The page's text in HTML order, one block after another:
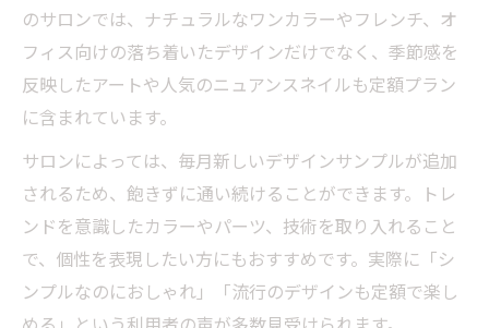
のサロンでは、ナチュラルなワンカラーやフレンチ、オ
フィス向けの落ち着いたデザインだけでなく、季節感を
反映したアートや人気のニュアンスネイルも定額プラン
に含まれています。
サロンによっては、毎月新しいデザインサンプルが追加
されるため、飽きずに通い続けることができます。トレ
ンドを意識したカラーやパーツ、技術を取り入れること
で、個性を表現したい方にもおすすめです。実際に「シ
ンプルなのにおしゃれ」「流行のデザインも定額で楽し